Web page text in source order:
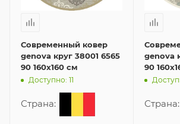
Современный ковер
genova круг 38001 6565
90 160x160 см
Доступно: 11
Страна:
genova
90
Страна: